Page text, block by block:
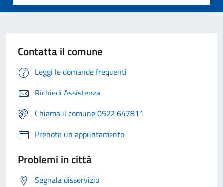
Contatta il comune
Leggi le domande frequenti
Richiedi Assistenza
Chiama il comune 0522 647811
Prenota un appuntamento
Problemi in città
Segnala disservizio